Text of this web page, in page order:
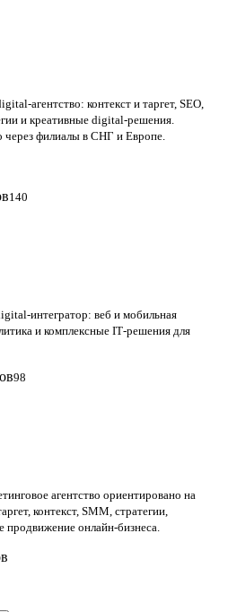
агентство: контекст и таргет, SEO,
и креативные digital-решения.
через филиалы в СНГ и Европе.
140
веб и мобильная
и комплексные IT‑решения для
98
агентство ориентировано на
контекст, SMM, стратегии,
продвижение онлайн-бизнеса.